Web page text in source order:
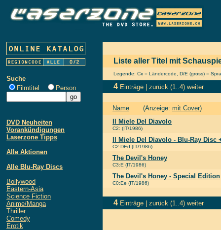
Suche
Filmtitel
Person
DVD Neuheiten
Vorankündigungen
Laserzone Tipps
Alle Aktionen
Alle Blu-Ray Discs
Bollywood
Eastern-Asia
Science Fiction
Anime/Manga
Thriller
Comedy
Erotik
Liste aller Titel mit
Legende: Cx = Ländercode, D/E (gross) =
4 Einträge | zurück (1..4) weiter
Name (Anzeige: mit Cover)
Il Miele Del Diavolo
C2: (IT/1986)
Il Miele Del Diavolo - Blu-Ray Disc
C2:DEd (IT/1986)
The Devil's Honey
C3:E (IT/1986)
The Devil's Honey - Special Edition
C0:Ee (IT/1986)
4 Einträge | zurück (1..4) weiter